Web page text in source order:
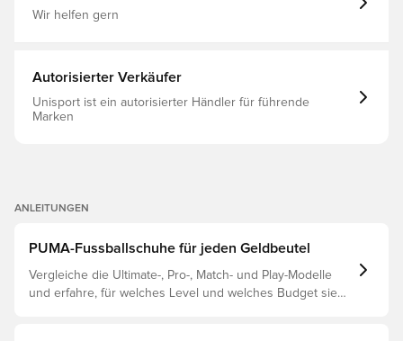
erforderlich ist. Das Obermaterial besteht zu mindestens
Wir helfen gern
Autorisierter Verkäufer
Unisport ist ein autorisierter Händler für führende
Marken
ANLEITUNGEN
PUMA-Fussballschuhe für jeden Geldbeutel
Vergleiche die Ultimate-, Pro-, Match- und Play-Modelle
und erfahre, für welches Level und welches Budget sie